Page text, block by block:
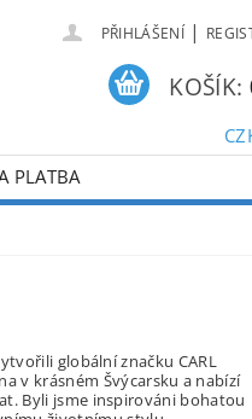
PŘIHLÁŠENÍ |
KOŠÍK:
PLATBA
globální značku CARL
v krásném Švýcarsku a nabízí
Byli jsme inspirováni bohatou